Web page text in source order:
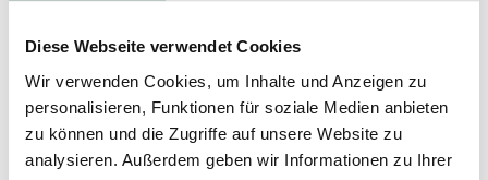
Diese Webseite verwendet Cookies
Wir verwenden Cookies, um Inhalte und Anzeigen zu
personalisieren, Funktionen für soziale Medien anbieten
zu können und die Zugriffe auf unsere Website zu
analysieren. Außerdem geben wir Informationen zu Ihrer
20.12. - 25.12.26
ab € 354,-
1 - 6 Nächte
ab € 436,-